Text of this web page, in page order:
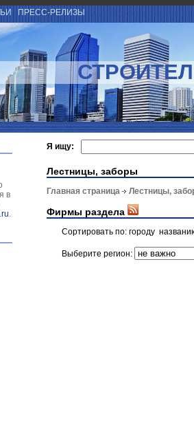
ПРЕСС-РЕЛИЗЫ
в
.
Я ищу:
Лестницы, заборы
Главная страница Лестницы,
Фирмы раздела
Сортировать по: городу
Выберите регион: